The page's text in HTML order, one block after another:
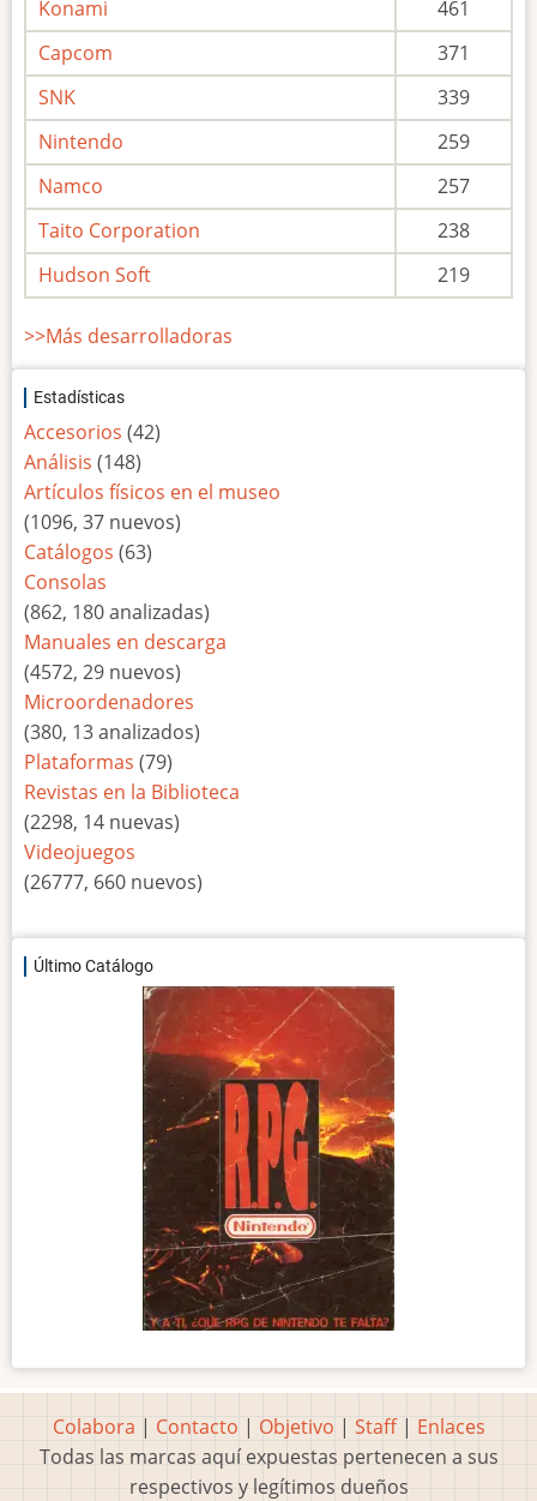
Konami
461
Capcom
371
SNK
339
Nintendo
259
Namco
257
Taito Corporation
238
Hudson Soft
219
>>Más desarrolladoras
Estadísticas
Accesorios (42)
Análisis (148)
Artículos físicos en el museo
(1096, 37 nuevos)
Catálogos (63)
Consolas
(862, 180 analizadas)
Manuales en descarga
(4572, 29 nuevos)
Microordenadores
(380, 13 analizados)
Plataformas (79)
Revistas en la Biblioteca
(2298, 14 nuevas)
Videojuegos
(26777, 660 nuevos)
Último Catálogo
Colabora | Contacto | Objetivo | Staff| Enlaces
Todas las marcas aquí expuestas pertenecen a sus
respectivos y legítimos dueños